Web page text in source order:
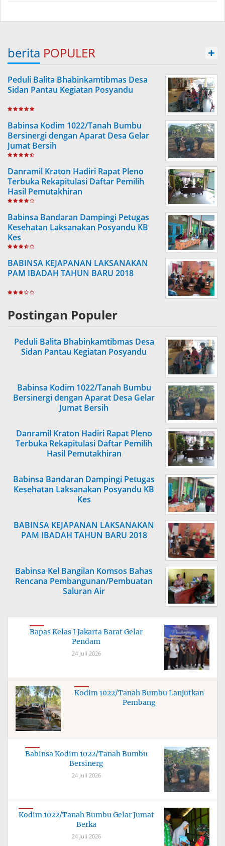
berita POPULER +
Peduli Balita Bhabinkamtibmas Desa
Sidan Pantau Kegiatan Posyandu
Babinsa Kodim 1022/Tanah Bumbu
Bersinergi dengan Aparat Desa Gelar
Jumat Bersih
Danramil Kraton Hadiri Rapat Pleno
Terbuka Rekapitulasi Daftar Pemilih
Hasil Pemutakhiran
Babinsa Bandaran Dampingi Petugas
Kesehatan Laksanakan Posyandu KB
Kes
BABINSA KEJAPANAN LAKSANAKAN
PAM IBADAH TAHUN BARU 2018
Postingan Populer
Peduli Balita Bhabinkamtibmas Desa
Sidan Pantau Kegiatan Posyandu
Babinsa Kodim 1022/Tanah Bumbu
Bersinergi dengan Aparat Desa Gelar
Jumat Bersih
Danramil Kraton Hadiri Rapat Pleno
Terbuka Rekapitulasi Daftar Pemilih
Hasil Pemutakhiran
Babinsa Bandaran Dampingi Petugas
Kesehatan Laksanakan Posyandu KB
Kes
BABINSA KEJAPANAN LAKSANAKAN
PAM IBADAH TAHUN BARU 2018
Babinsa Kel Bangilan Komsos Bahas
Rencana Pembangunan/Pembuatan
Saluran Air
Bapas Kelas I Jakarta Barat Gelar
Pendam
24 Juli 2026
Kodim 1022/Tanah Bumbu Lanjutkan
Pembang
Babinsa Kodim 1022/Tanah Bumbu
Bersinerg
24 Juli 2026
Kodim 1022/Tanah Bumbu Gelar Jumat
Berka
24 Juli 2026